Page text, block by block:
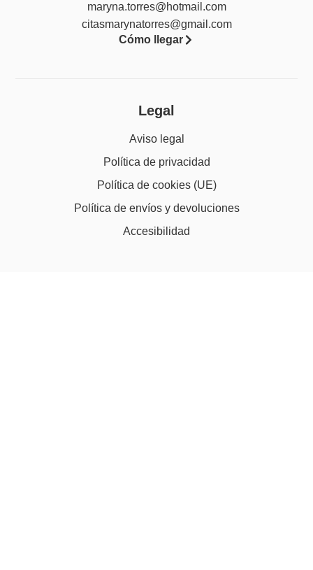
maryna.torres@hotmail.com
citasmarynatorres@gmail.com
Cómo llegar
Legal
Aviso legal
Política de privacidad
Política de cookies (UE)
Política de envíos y devoluciones
Accesibilidad